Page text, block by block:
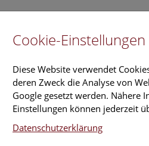
Ausstellung Forschung
Cookie-Einstellungen
Diese Website verwendet
deren Zweck die Analyse von
Google gesetzt werden. Nähere
Einstellungen können jederzeit
Datenschutzerklärung